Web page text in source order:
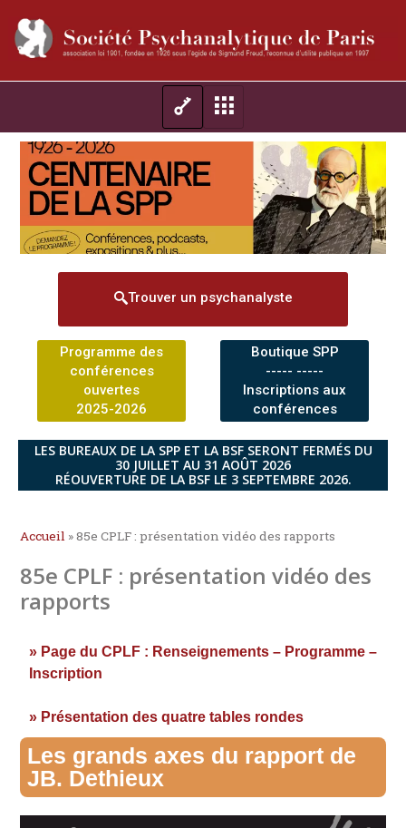
Trouver un psychanalyste
Programme des
conférences
ouvertes
2025-2026
Boutique SPP
----- -----
Inscriptions aux
conférences
LES BUREAUX DE LA SPP ET LA BSF SERONT FERMÉS DU
30 JUILLET AU 31 AOÛT 2026
RÉOUVERTURE DE LA BSF LE 3 SEPTEMBRE 2026.
Accueil »85e CPLF : présentation vidéo des rapports
85e CPLF : présentation vidéo des
rapports
» Page du CPLF : Renseignements – Programme –
Inscription
» Présentation des quatre tables rondes
Les grands axes du rapport de
JB. Dethieux